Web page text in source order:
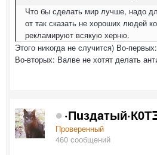
Что бы сделать мир лучше, надо
от так сказать не хороших людей
рекламируют всякую херню.
Этого никогда не случится) Во-
Во-вторых: Валве не хотят делать
Проверенный
460 сообщений